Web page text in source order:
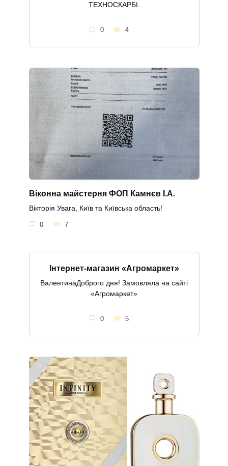
ТЕХНОСКАРБІ.
0 4
Віконна майстерня ФОП Камнєв І.А.
Вікторія Увага, Київ та Київська область!
0 7
Інтернет-магазин «Агромаркет»
ВалентинаДоброго дня! Замовляла на сайті
«Агромаркет»
0 5